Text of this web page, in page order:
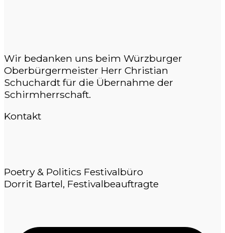
Wir bedanken uns beim Würzburger
Oberbürgermeister Herr Christian
Schuchardt für die Übernahme der
Schirmherrschaft.
Kontakt
Poetry & Politics Festivalbüro
Dorrit Bartel, Festivalbeauftragte